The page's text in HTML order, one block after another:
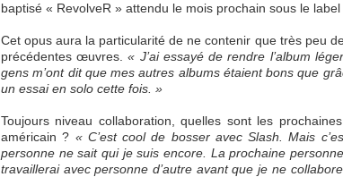
baptisé « RevolveR » attendu le mois prochain sous le
Cet opus aura la particularité de ne contenir que très peu
précédentes œuvres.« J’ai essayé de rendre l’album
gens m’ont dit que mes autres albums étaient bons que
un essai en solo cette fois. »
Toujours niveau collaboration, quelles sont les
américain ? « C’est cool de bosser avec Slash. Mais
personne ne sait qui je suis encore. La prochaine
travaillerai avec personne d’autre avant que je ne